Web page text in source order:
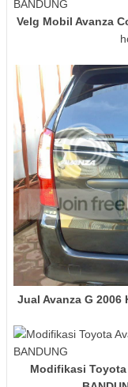
Velg Mobil Avanza
Jual Avanza G
Modifikasi Toyota